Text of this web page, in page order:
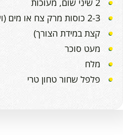
2 שיני שום, מעוכות
2-3 כוסות מרק צח או מים (ועוד
קצת במידת הצורך)
מעט סוכר
מלח
פלפל שחור טחון טרי